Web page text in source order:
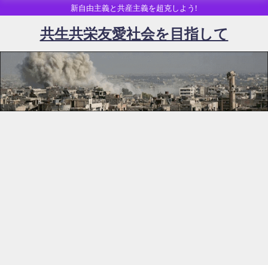
新自由主義と共産主義を超克しよう!
共生共栄友愛社会を目指して